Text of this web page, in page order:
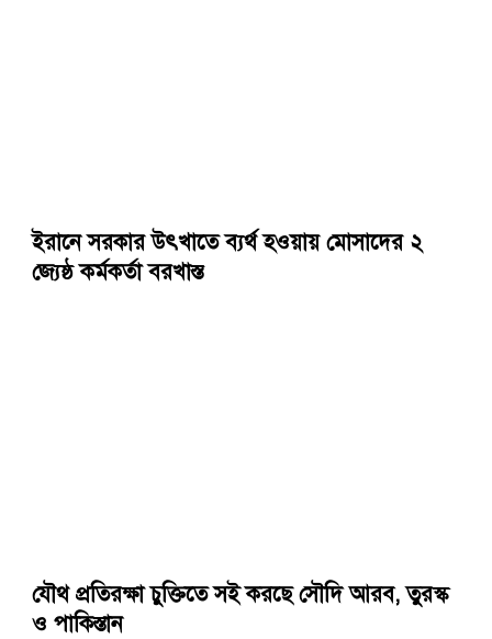
ইরানে সরকার উৎখাতে ব্যর্থ হওয়ায় মোসাদের ২
জ্যেষ্ঠ কর্মকর্তা বরখাস্ত
যৌথ প্রতিরক্ষা চুক্তিতে সই করছে সৌদি আরব, তুরস্ক
ও পাকিস্তান